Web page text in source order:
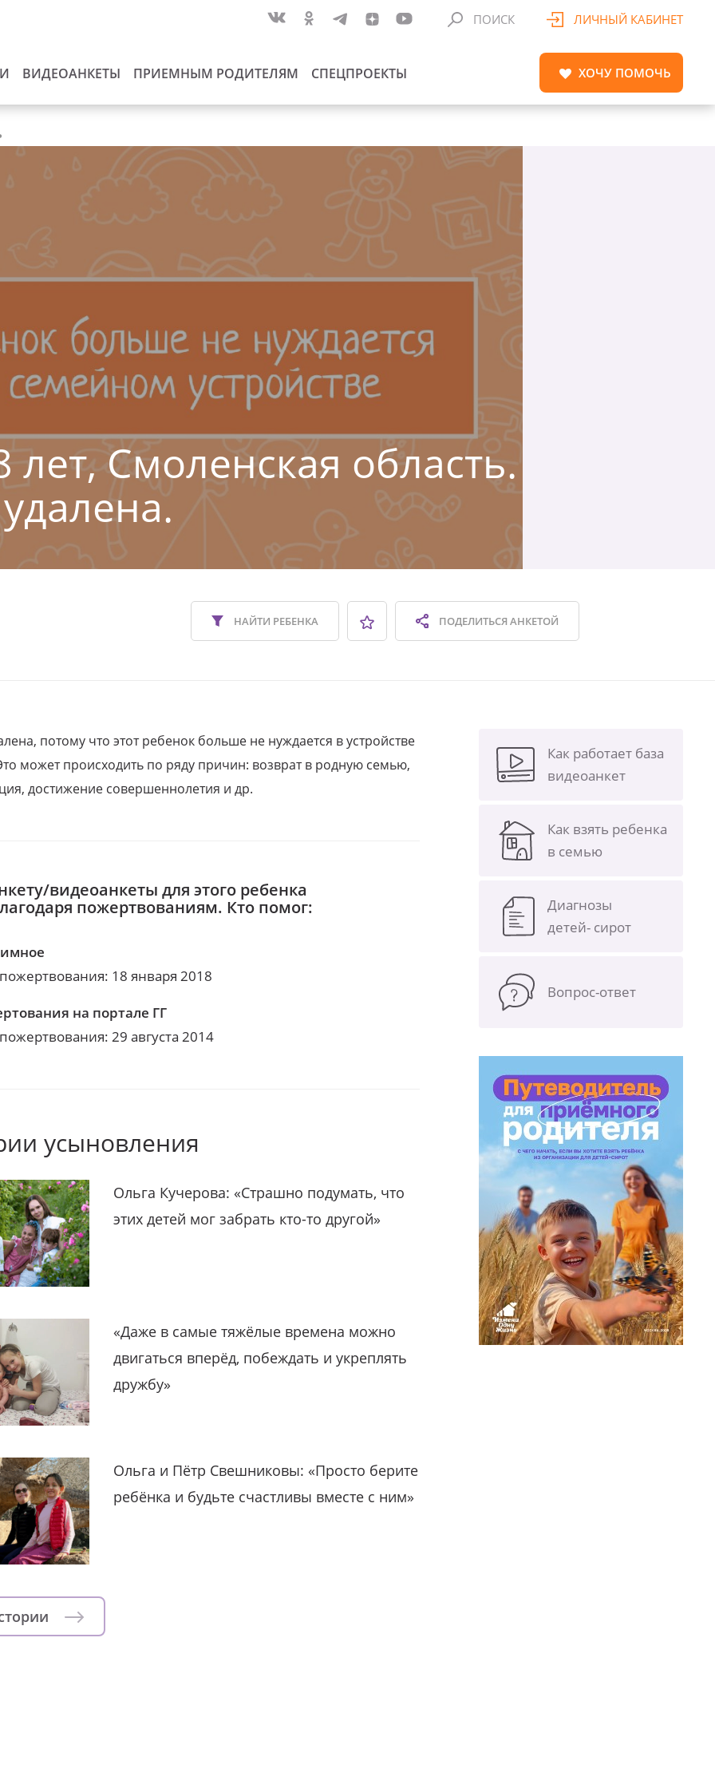
ВИДЕОАНКЕТЫ ПРИЕМНЫМ РОДИТЕЛЯМ СПЕЦПРОЕКТЫ
ПОИСК ЛИЧНЫЙ КАБИНЕТ
ХОЧУ ПОМОЧЬ
лет, Смоленская область.
ПОДЕЛИТЬСЯАНКЕТОЙ
НАЙТИ РЕБЕНКА
потому что этот ребенок больше не нуждается в устройстве
может происходить по ряду причин: возврат в родную семью,
достижение совершеннолетия и др.
видеоанкеты для этого ребенка
пожертвованиям. Кто помог:
18 января 2018
на портале ГГ
29 августа 2014
усыновления
Ольга Кучерова: «Страшно подумать, что
этих детей мог забрать кто-то другой»
«Даже в самые тяжёлые времена можно
двигаться вперёд, побеждать и укреплять
дружбу»
Ольга и Пётр Свешниковы: «Просто берите
ребёнка и будьте счастливы вместе с ним»
Как работает база
видеоанкет
Как взять ребенка
в семью
Диагнозы
детей- сирот
Вопрос-ответ